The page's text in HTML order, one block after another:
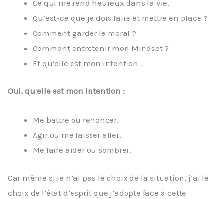
Ce qui me rend heureux dans la vie.
Qu’est-ce que je dois faire et mettre en place ?
Comment garder le moral ?
Comment entretenir mon Mindset ?
Et qu’elle est mon intention .
Oui, qu’elle est mon intention :
Me battre ou renoncer.
Agir ou me laisser aller.
Me faire aider ou sombrer.
Car même si je n’ai pas le choix de la situation, j’ai le
choix de l’état d’esprit que j’adopte face à cette